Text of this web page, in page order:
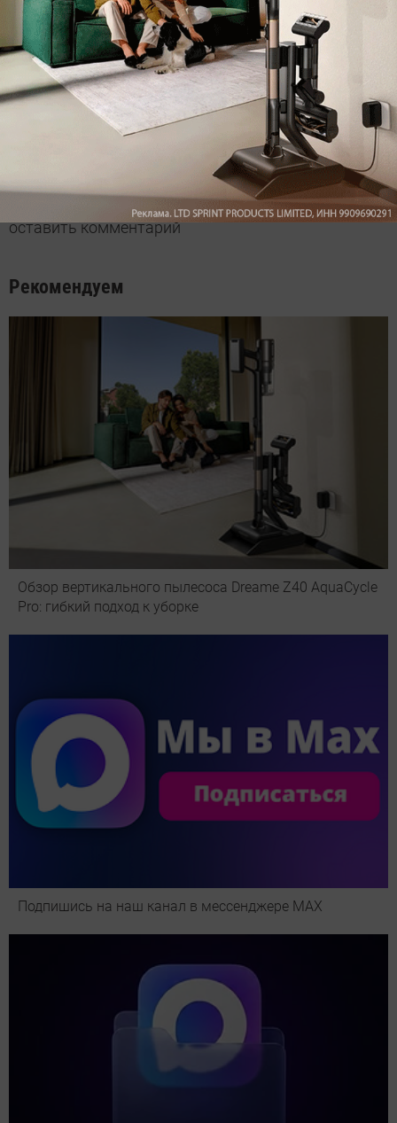
Max YouTube
Комментарии
Мы знаем, вам есть что сказать!
Зарегистрируйтесь, чтобы
оставить комментарий
Рекомендуем
Обзор вертикального пылесоса Dreame Z40 AquaCycle
Pro: гибкий подход к уборке
Подпишись на наш канал в мессенджере МАХ